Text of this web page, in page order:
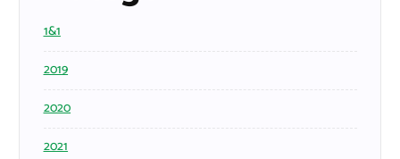
1&1
2019
2020
2021